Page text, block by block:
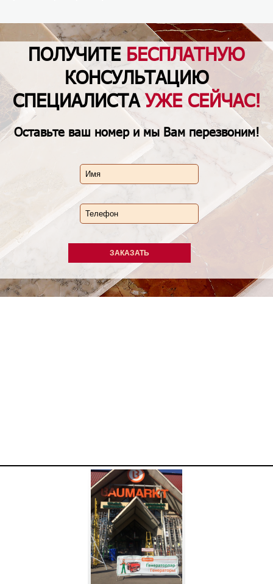
ПОЛУЧИТЕ БЕСПЛАТНУЮ
КОНСУЛЬТАЦИЮ
СПЕЦИАЛИСТАУЖЕ СЕЙЧАС!
Оставьте ваш номери мы Вам перезвоним!
ЗАКАЗАТЬ